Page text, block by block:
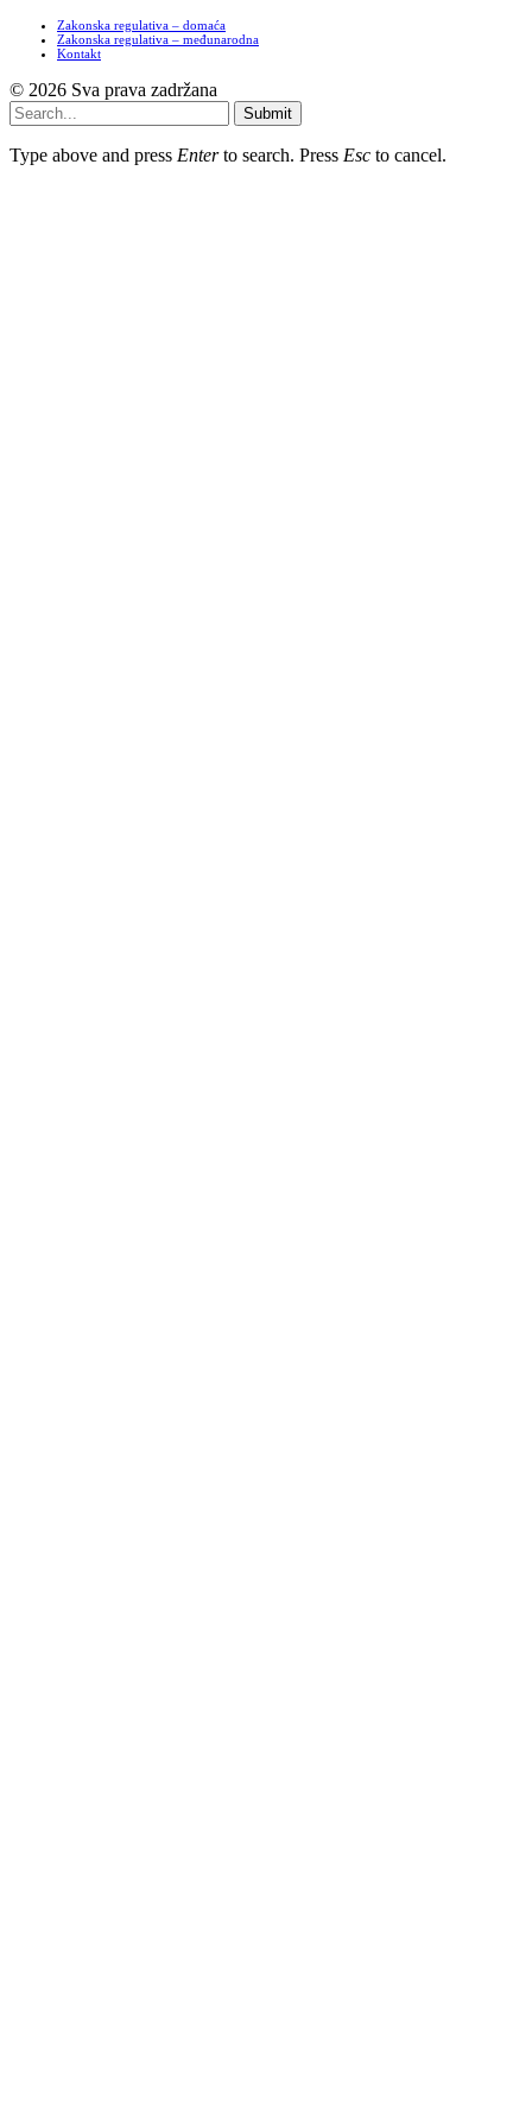
Zakonska regulativa – domaća
Zakonska regulativa – međunarodna
Kontakt
© 2026 Sva prava zadržana
Submit
Type above and press Enterto search. Press Esc to cancel.